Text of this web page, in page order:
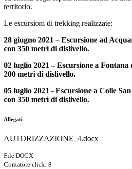
territorio.
Le escursioni di trekking realizzate:
28 giugno 2021 – Escursione ad
con 350 metri di dislivello.
02 luglio 2021 – Escursione a
200 metri di dislivello.
05 luglio 2021 - Escursione a Colle
con 350 metri di dislivello.
Allegati
AUTORIZZAZIONE_4.docx
File DOCX
Contatore click: 8